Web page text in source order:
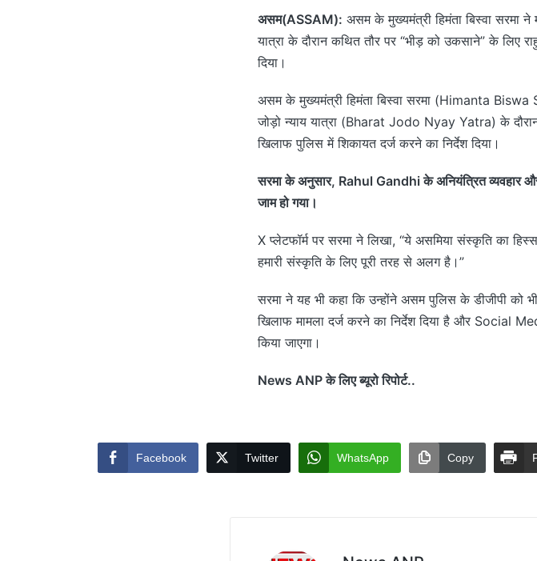
असम(ASSAM): असम के मुख्यमंत्री हिमंता बिस्वा सरमा
यात्रा के दौरान कथित तौर पर “भीड़ को उकसाने” के लिए
दिया।
असम के मुख्यमंत्री हिमंता बिस्वा सरमा (Himanta
जोड़ो न्याय यात्रा (Bharat Jodo Nyay Yatra) के
खिलाफ पुलिस में शिकायत दर्ज करने का निर्देश दिया।
सरमा के अनुसार, Rahul Gandhi के अनियंत्रित व्यवहार और
जाम हो गया।
X प्लेटफॉर्म पर सरमा ने लिखा, “ये असमिया संस्कृति का
हमारी संस्कृति के लिए पूरी तरह से अलग है।”
सरमा ने यह भी कहा कि उन्होंने असम पुलिस के डीजीपी
खिलाफ मामला दर्ज करने का निर्देश दिया है और Social
किया जाएगा।
News ANP के लिए ब्यूरो रिपोर्ट..
Facebook Twitter WhatsApp Copy